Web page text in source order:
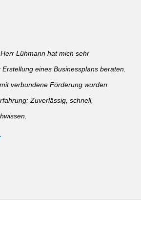
Lühmann hat mich sehr
eines Businessplans beraten.
verbundene Förderung wurden
Zuverlässig, schnell,